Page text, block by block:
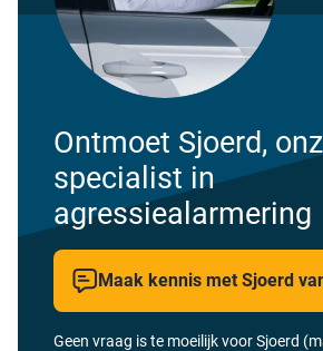
Ontmoet Sjoerd,
specialist in
agressiealarmering
Maak kennis met Sjoerd
Geen vraag is te moeilijk voor Sjoerd